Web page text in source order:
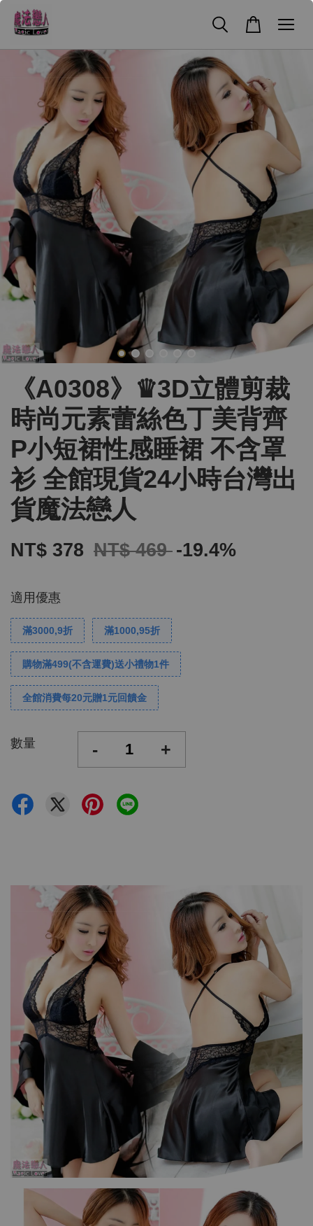
《A0308》♛3D立體剪裁
時尚元素蕾絲色丁美背齊
P小短裙性感睡裙 不含罩
衫 全館現貨24小時台灣出
貨魔法戀人
NT$ 378 NT$ 469 -19.4%
適用優惠
滿3000,9折 滿1000,95折
購物滿499(不含運費)送小禮物1件
全館消費每20元贈1元回饋金
數量 - +